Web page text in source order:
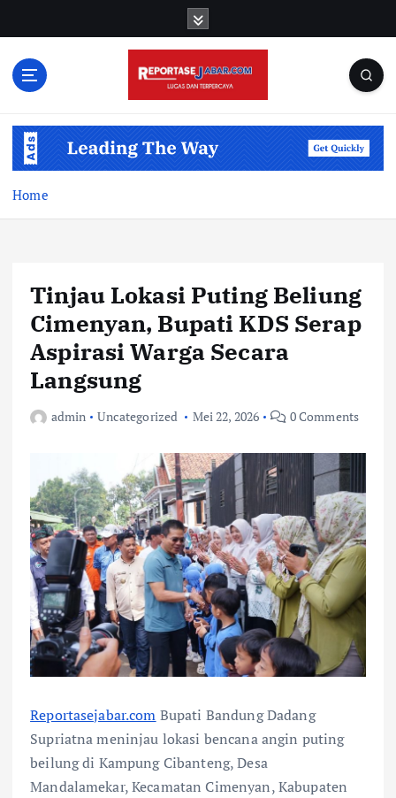
Home
Tinjau Lokasi Puting Beliung
Cimenyan, Bupati KDS Serap
Aspirasi Warga Secara
Langsung
admin Uncategorized Mei 22, 2026 0 Comments
Reportasejabar.com Bupati Bandung Dadang
Supriatna meninjau lokasi bencana angin puting
beilung di Kampung Cibanteng, Desa
Mandalamekar, Kecamatan Cimenyan, Kabupaten